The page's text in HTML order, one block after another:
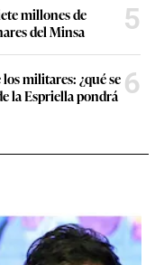
millones de
del Minsa
5
militares: ¿qué se
la Espriella pondrá 6